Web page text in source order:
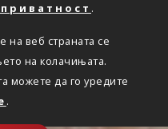
.
веб страната се
на колачињата.
можете да го уредите
.